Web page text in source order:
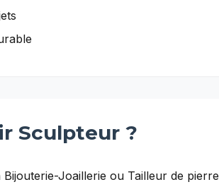
Sculpteur ?
Joaillerie ou Tailleur de pierre